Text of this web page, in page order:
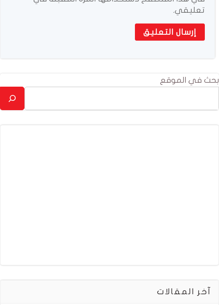
تعليقي.
بحث في الموقع
آخر المقالات